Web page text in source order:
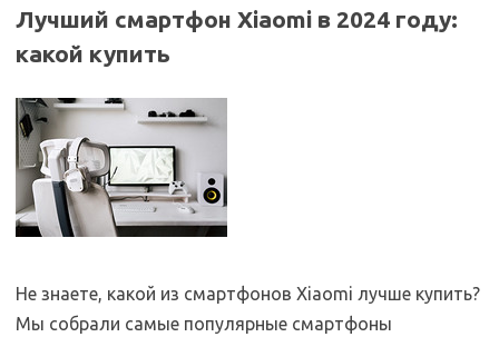
Лучший смартфон Xiaomi в 2024 году:
какой купить
Не знаете, какой из смартфонов Xiaomi лучше купить?
Мы собрали самые популярные смартфоны